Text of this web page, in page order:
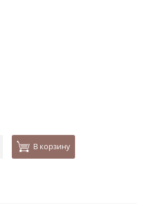
В корзину